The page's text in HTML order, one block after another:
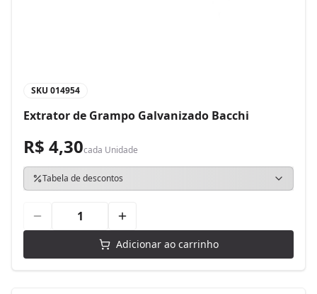
SKU 014954
Extrator de Grampo Galvanizado Bacchi
R$ 4,30cada Unidade
Tabela de descontos
Adicionar ao carrinho